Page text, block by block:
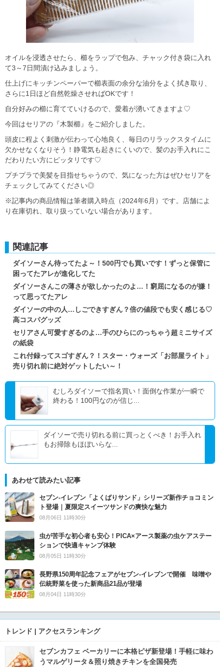
オイルを浸透させたら、櫛をラップで包み、チャック付き袋に入れ
て3～7日間漬け込みましょう。
仕上げにキッチンペーパーで櫛表面の余分な油分をよく拭き取り、
さらに1日ほど自然乾燥させればOKです！
自分好みの櫛に育てていけるので、愛着が湧いてきますよ♡
今回はセリアの『木製櫛』をご紹介しました。
頭皮に程よく刺激が伝わって心地良く、毎日のリラックスタイムに
欠かせなくなりそう！静電気も起きにくいので、髪のお手入れにこ
だわりたい方にピッタリです♡
プチプラで美髪を目指せちゃうので、気になった方はぜひセリアを
チェックしてみてください◎
※記事内の商品情報は筆者購入時点（2024年6月）です。店舗によ
り在庫切れ、取り扱っていない場合があります。
関連記事
ダイソーさん待ってたよ～！500円でも買いです！ずっと保管に
困ってたアレが進化してた
ダイソーさんこの薄さが欲しかったのよ…！窮屈になるのが嫌！
って思ってたアレ
ダイソーの中の人…しごできすぎん？倍の値段でも安く感じる♡
高コスパグッズ
セリアさん可愛すぎるのよ…手のひらにのっちゃう超ミニサイズ
の紙袋
これ付録ってスゴすぎん？！スター・ウォーズ「お部屋ライト」
売り切れ前に絶対ゲットしたい～！
むしろダイソーで指名買い！面倒な作業が一瞬で
終わる！100円なのが信じ...
ダイソーで売り切れる前に買っとくべき！お手入れ
もお掃除もほぼいらな...
あわせて読みたい記事
セブン‐イレブン「よくばりサンド」シリーズ新作チョコミン
ト登場｜夏限定スイーツサンドの爽快な魅力
08月06日 11時30分
虫が苦手な初心者も安心！PICA×アース製薬の虫ケアステー
ションで快適キャンプ体験
08月05日 11時30分
長野県150周年記念フェアがセブン-イレブンで開催 味噌や
伝統野菜を使った新商品21品が登場
08月04日 11時30分
トレンド | アクセスランキング
セブンカフェ ベーカリーに本格ピザ新登場！手軽に味わ
うマルゲリータ＆照り焼きチキンを全国発売